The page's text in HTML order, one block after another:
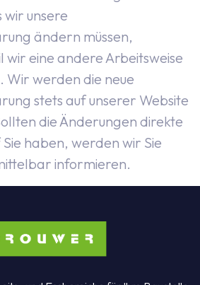
unsere
ändern müssen,
wir eine andere Arbeitsweise
werden die neue
stets auf unserer Website
die Änderungen direkte
haben, werden wir Sie
informieren.